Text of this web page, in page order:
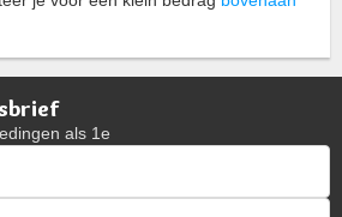
als 1e